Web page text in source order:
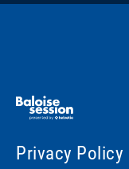
Privacy Policy